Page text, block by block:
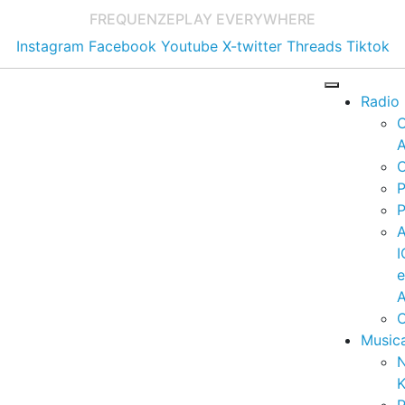
FREQUENZEPLAY EVERYWHERE
Instagram Facebook Youtube X-twitter Threads Tiktok
Radio
e